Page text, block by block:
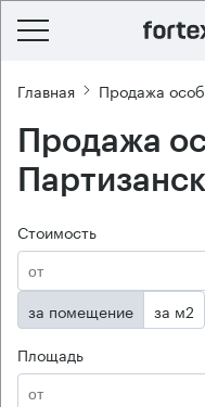
Главная Продажа
Продажа
Стоимость
за помещение
за м2
Площадь